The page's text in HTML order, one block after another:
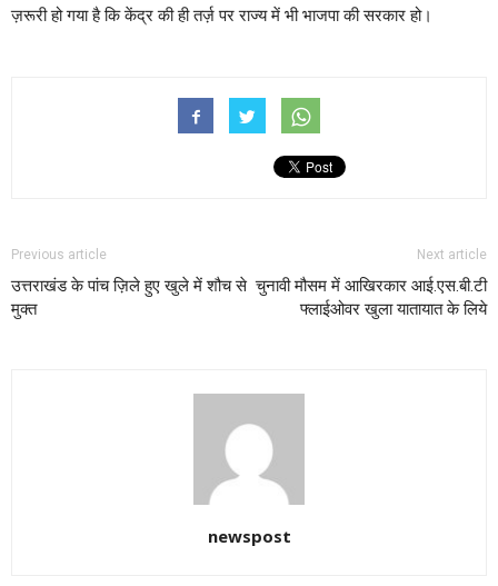
ज़रूरी हो गया है कि केंद्र की ही तर्ज़ पर राज्य में भी भाजपा की सरकार हो।
Previous article
उत्तराखंड के पांच ज़िले हुए खुले में शौच से
मुक्त
Next article
चुनावी मौसम में आखिरकार आई.एस.बी.टी
फ्लाईओवर खुला यातायात के लिये
newspost